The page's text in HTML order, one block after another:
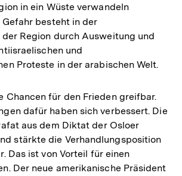
in ein Wüste verwandeln
Gefahr besteht in der
Region durch Ausweitung und
und
Proteste in der arabischen Welt.
Chancen für den Frieden greifbar.
dafür haben sich verbessert. Die
aus dem Diktat der Osloer
stärkte die Verhandlungsposition
Das ist von Vorteil für einen
Der neue amerikanische Präsident